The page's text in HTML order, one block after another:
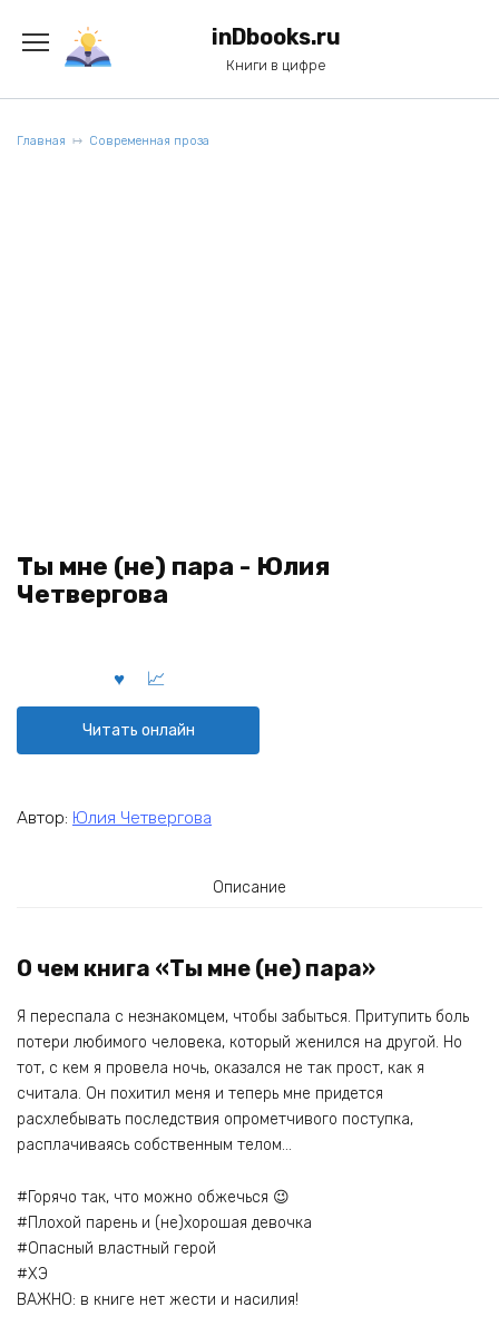
содержанию
inDbooks.ru
Книги в цифре
Главная Современная проза
Ты мне (не) пара - Юлия
Четвергова
Читать онлайн
Автор: Юлия Четвергова
Описание
О чем книга «Ты мне (не) пара»
Я переспала с незнакомцем, чтобы забыться. Притупить боль
потери любимого человека, который женился на другой. Но
тот, с кем я провела ночь, оказался не так прост, как я
считала. Он похитил меня и теперь мне придется
расхлебывать последствия опрометчивого поступка,
расплачиваясь собственным телом…
#Горячо так, что можно обжечься 😉
#Плохой парень и (не)хорошая девочка
#Опасный властный герой
#ХЭ
ВАЖНО: в книге нет жести и насилия!